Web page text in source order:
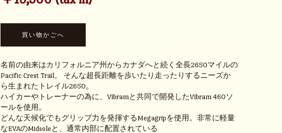
名前の由来はカリフォルニア州からカナダへと続く全長2650マイルの
Pacific Crest Trail。 そんな超長距離を歩いたり走ったりするニーズか
ら生まれたトレイル2650。
ハイカーやトレーナーの為に、Vibramと共同で開発したVibram 460ソ
ールを使用。
どんな天候化でもグリップ力を発揮するMegagripを使用。非常に軽量
なEVAのMidsoleと、通常内部に配置されている